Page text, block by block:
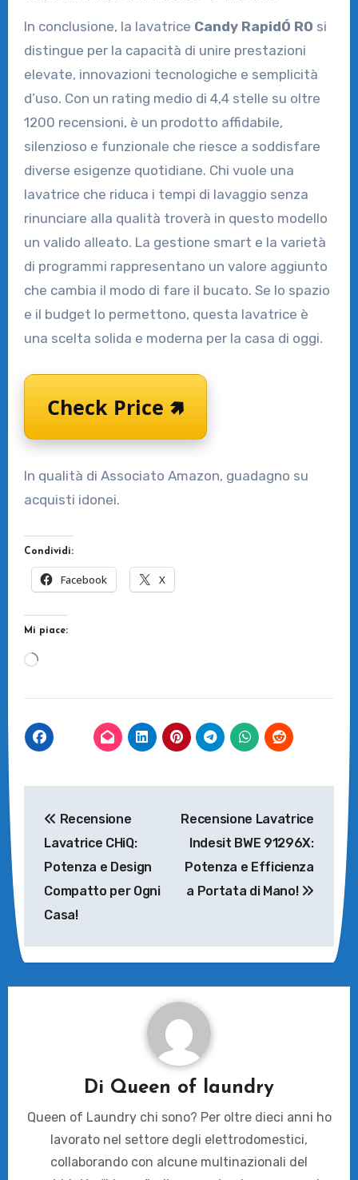
In conclusione, la lavatrice Candy RapidÓ RO si
distingue per la capacità di unire prestazioni
elevate, innovazioni tecnologiche e semplicità
d’uso. Con un rating medio di 4,4 stelle su oltre
1200 recensioni, è un prodotto affidabile,
silenzioso e funzionale che riesce a soddisfare
diverse esigenze quotidiane. Chi vuole una
lavatrice che riduca i tempi di lavaggio senza
rinunciare alla qualità troverà in questo modello
un valido alleato. La gestione smart e la varietà
di programmi rappresentano un valore aggiunto
che cambia il modo di fare il bucato. Se lo spazio
e il budget lo permettono, questa lavatrice è
una scelta solida e moderna per la casa di oggi.
Check Price 🢅
In qualità di Associato Amazon, guadagno su
acquisti idonei.
Condividi:
Facebook X
Mi piace:
Caricamento
articoli
Recensione
Lavatrice CHiQ:
Potenza e Design
Compatto per Ogni
Casa!
Recensione Lavatrice
Indesit BWE 91296X:
Potenza e Efficienza
a Portata di Mano!
Di Queen of laundry
Queen of Laundry chi sono? Per oltre dieci anni ho
lavorato nel settore degli elettrodomestici,
collaborando con alcune multinazionali del